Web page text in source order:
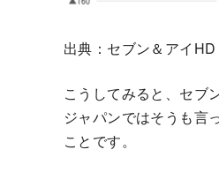
出典：セブン＆アイ
こうしてみると、セブ
ジャパンではそうも言
ことです。